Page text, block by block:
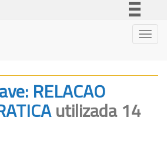
Legislação
Canais
RELACAO
utilizada 14